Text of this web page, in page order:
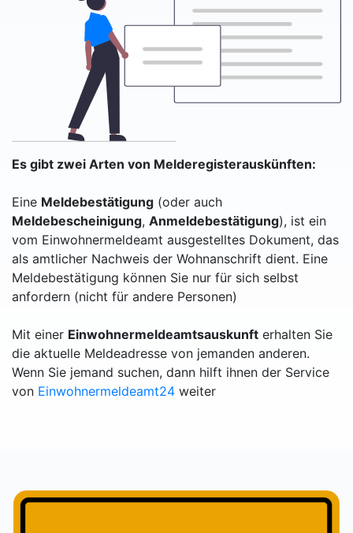
Es gibt zwei Arten von Melderegisterauskünften:
Eine Meldebestätigung (oder auch
Meldebescheinigung, Anmeldebestätigung), ist ein
vom Einwohnermeldeamt ausgestelltes Dokument, das
als amtlicher Nachweis der Wohnanschrift dient. Eine
Meldebestätigung können Sie nur für sich selbst
anfordern (nicht für andere Personen)
Mit einer Einwohnermeldeamtsauskunft erhalten Sie
die aktuelle Meldeadresse von jemanden anderen.
Wenn Sie jemand suchen, dann hilft ihnen der Service
von Einwohnermeldeamt24 weiter